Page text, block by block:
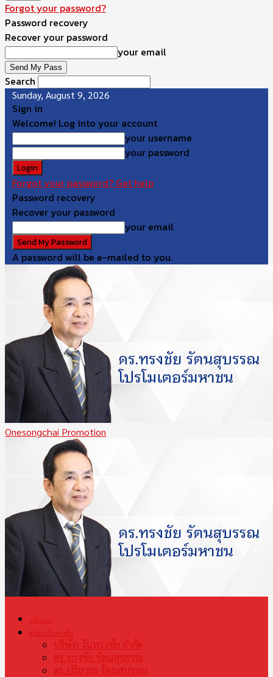
Forgot your password?
Password recovery
Recover your password
your email
Search
Sunday, August 9, 2026
Sign in
Welcome! Log into your account
your username
your password
Forgot your password? Get help
Password recovery
Recover your password
your email
A password will be e-mailed to you.
Onesongchai Promotion
หน้าแรก
ตำนานวันทรงชัย
บริษัท วันทรงชัย จำกัด
ดร.ทรงชัย รัตนสุบรรณ
ดร.ปริยากร รัตนสุบรรณ